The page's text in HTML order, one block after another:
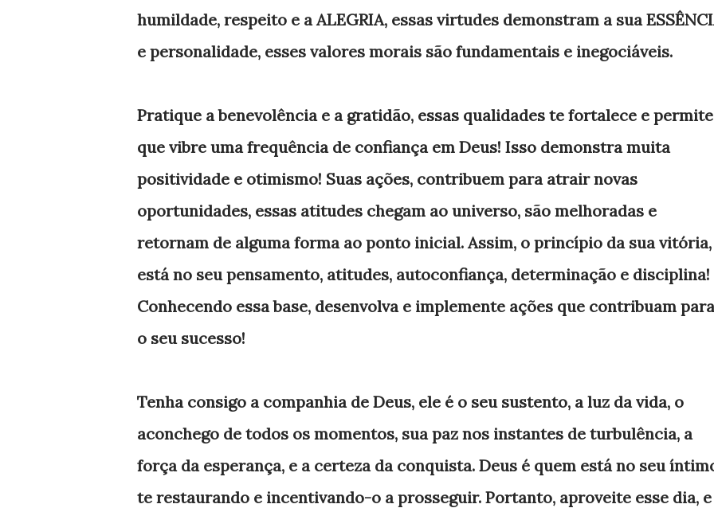
humildade, respeito e a ALEGRIA, essas virtudes demonstram a sua
e personalidade, esses valores morais são fundamentais e inegociáveis.
Pratique a benevolência e a gratidão, essas qualidades te fortalece e
que vibre uma frequência de confiança em Deus! Isso demonstra muita
positividade e otimismo! Suas ações, contribuem para atrair novas
oportunidades, essas atitudes chegam ao universo, são melhoradas e
retornam de alguma forma ao ponto inicial. Assim, o princípio da sua vitória,
está no seu pensamento, atitudes, autoconfiança, determinação e disciplina!
Conhecendo essa base, desenvolva e implemente ações que contribuam para
o seu sucesso!
Tenha consigo a companhia de Deus, ele é o seu sustento, a luz da vida, o
aconchego de todos os momentos, sua paz nos instantes de turbulência, a
força da esperança, e a certeza da conquista. Deus é quem está no seu
te restaurando e incentivando-o a prosseguir. Portanto, aproveite esse dia, e